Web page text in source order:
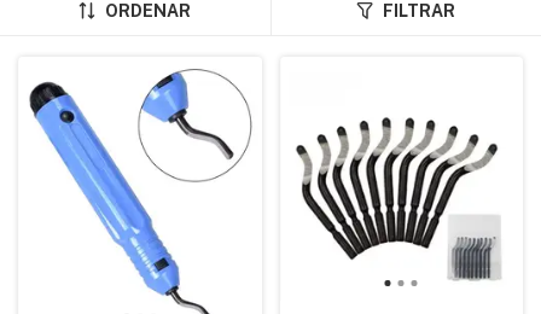
ORDENAR FILTRAR